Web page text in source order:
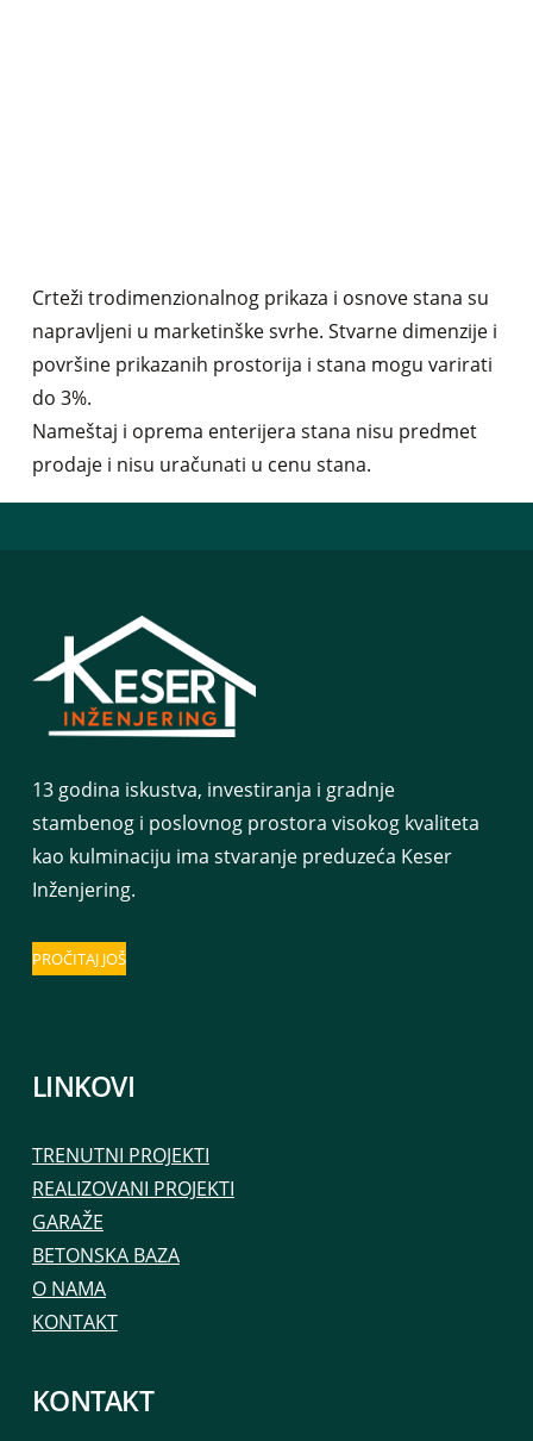
Crteži trodimenzionalnog prikaza i osnove stana su
napravljeni u marketinške svrhe. Stvarne dimenzije i
površine prikazanih prostorija i stana mogu varirati
do 3%.
Nameštaj i oprema enterijera stana nisu predmet
prodaje i nisu uračunati u cenu stana.
13 godina iskustva, investiranja i gradnje
stambenog i poslovnog prostora visokog kvaliteta
kao kulminaciju ima stvaranje preduzeća Keser
Inženjering.
PROČITAJ JOŠ
LINKOVI
TRENUTNI PROJEKTI
REALIZOVANI PROJEKTI
GARAŽE
BETONSKA BAZA
O NAMA
KONTAKT
KONTAKT